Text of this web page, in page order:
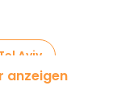
Aviv
anzeigen